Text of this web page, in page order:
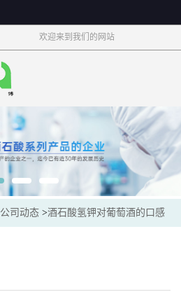
欢迎来到我们的网站
公司动态 >酒石酸氢钾对葡萄酒的口感